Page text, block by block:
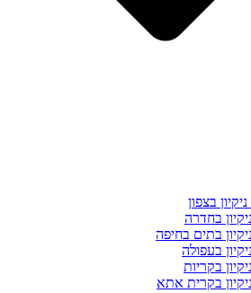
בצפון
בחדרה
בתים בחיפה
בעפולה
בקריות
בקרית אתא